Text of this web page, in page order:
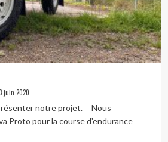
juin 2020
notre projet. Nous
Proto pour la course d'endurance